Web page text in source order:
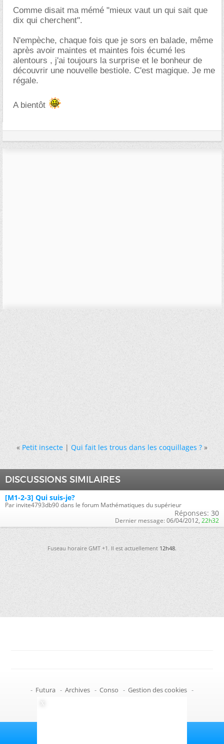
Comme disait ma mémé "mieux vaut un qui sait que
dix qui cherchent".
N'empèche, chaque fois que je sors en balade, même
après avoir maintes et maintes fois écumé les
alentours , j'ai toujours la surprise et le bonheur de
découvrir une nouvelle bestiole. C'est magique. Je me
régale.
A bientôt
« Petit insecte|Qui fait les trous dans les coquillages ? »
DISCUSSIONS SIMILAIRES
[M1-2-3] Qui suis-je?
Par invite4793db90 dans le forum Mathématiques du supérieur
Réponses: 30
Dernier message: 06/04/2012, 22h32
Fuseau horaire GMT +1. Il est actuellement12h48.
- Futura - Archives - Conso - Gestion des cookies -